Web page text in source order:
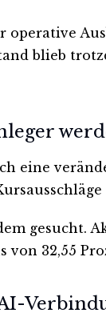
operative
blieb
eine
gesucht.
von 32,55